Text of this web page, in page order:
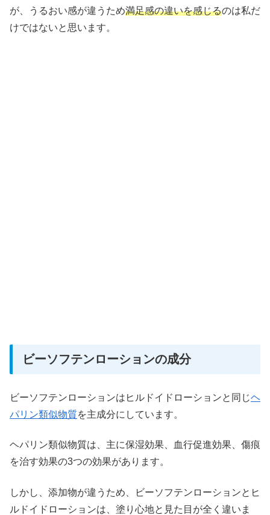
が、うるおい感が違うため満足感の違いを感じるのは私だ
けではないと思います。
ビーソフテンローションの成分
ビーソフテンローションはヒルドイドローションと同じヘ
パリン類似物質を主成分にしています。
ヘパリン類似物質は、主に保湿効果、血行促進効果、傷痕
を治す効果の3つの効果があります。
しかし、添加物が違うため、ビーソフテンローションとヒ
ルドイドローションは、塗り心地と見た目が全く違いま